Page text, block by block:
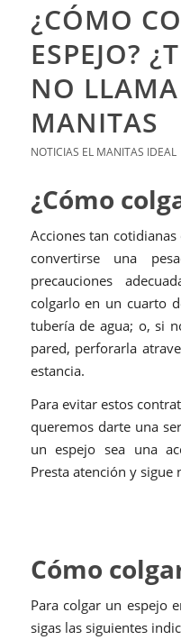
¿CÓMO
ESPEJO?
NO
MANITAS
NOTICIAS EL MANITAS IDEAL
¿Cómo
Acciones tan
convertirse una
precauciones
colgarlo en un cuarto
tubería de agua; o, si
pared, perforarla
estancia.
Para evitar estos
queremos darte una
un espejo sea una
Presta atención y sigue
Cómo
Para colgar un espejo
sigas las siguientes